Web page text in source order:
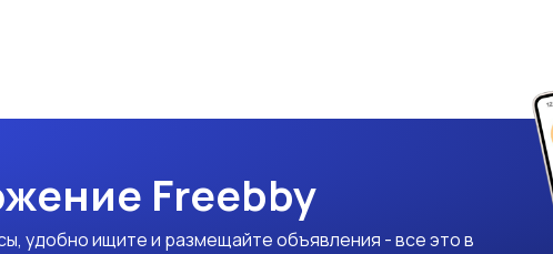
Freebby
удобно ищите и размещайте объявления - все это в